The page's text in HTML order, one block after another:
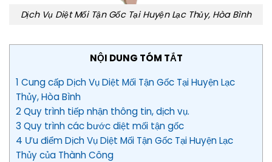
Dịch Vụ Diệt Mối Tận Gốc Tại Huyện Lạc Thủy, Hòa Bình
NỘI DUNG TÓM TẮT
1 Cung cấp Dịch Vụ Diệt Mối Tận Gốc Tại Huyện Lạc
Thủy, Hòa Bình
2 Quy trình tiếp nhận thông tin, dịch vụ.
3 Quy trình các bước diệt mối tận gốc
4 Ưu điểm Dịch Vụ Diệt Mối Tận Gốc Tại Huyện Lạc
Thủy của Thành Công